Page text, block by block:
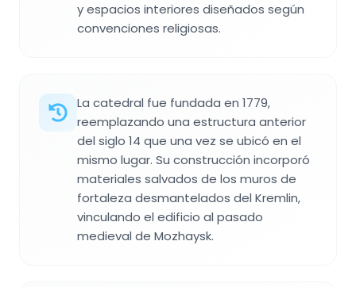
y espacios interiores diseñados según
convenciones religiosas.
La catedral fue fundada en 1779,
reemplazando una estructura anterior
del siglo 14 que una vez se ubicó en el
mismo lugar. Su construcción incorporó
materiales salvados de los muros de
fortaleza desmantelados del Kremlin,
vinculando el edificio al pasado
medieval de Mozhaysk.